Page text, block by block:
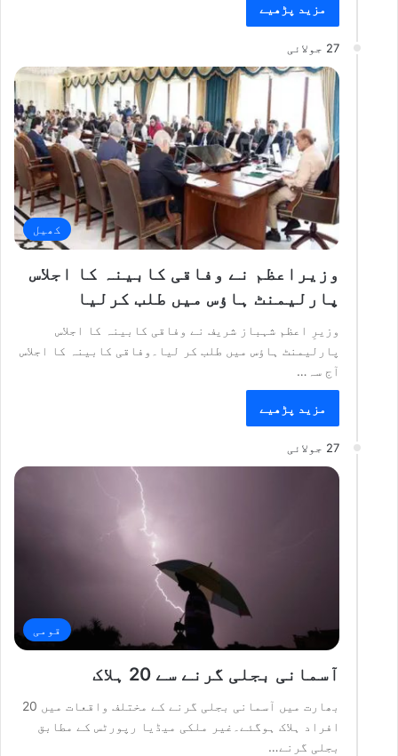
مزید پڑھیے
27 جولائی
کھیل
وزیراعظم نے وفاقی کابینہ کا اجلاس
پارلیمنٹ ہاؤس میں طلب کرلیا
وزیرِ اعظم شہباز شریف نے وفاقی کابینہ کا اجلاس
پارلیمنٹ ہاؤس میں طلب کر لیا۔وفاقی کابینہ کا اجلاس
آج سہ…
مزید پڑھیے
27 جولائی
قومی
آسمانی بجلی گرنے سے 20 ہلاک
بھارت میں آسمانی بجلی گرنے کے مختلف واقعات میں 20
افراد ہلاک ہوگئے۔غیر ملکی میڈیا رپورٹس کے مطابق
بجلی گرنے…